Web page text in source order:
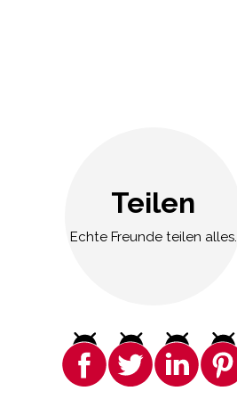
Teilen
Echte Freunde teilen alles.